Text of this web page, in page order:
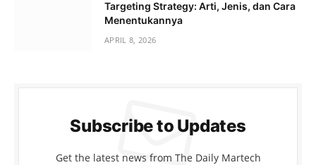
Targeting Strategy: Arti, Jenis, dan Cara
Menentukannya
APRIL 8, 2026
Subscribe to Updates
Get the latest news from The Daily Martech